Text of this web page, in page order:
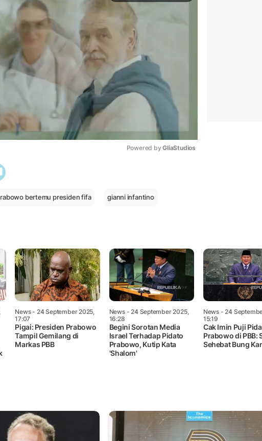
Powered by GliaStudios
bertemu presiden fifa gianni infantino
News- 24 September 2025,
17:07
Pigai: Presiden Prabowo
Tampil Gemilang di
Markas PBB
News- 24 September 2025,
16:28
Begini Sorotan Media
Israel Terhadap Pidato
Prabowo, Kutip Kata
'Shalom'
News - 24
15:19
Cak Imin Puji
Prabowo di PBB:
Sehebat Bung